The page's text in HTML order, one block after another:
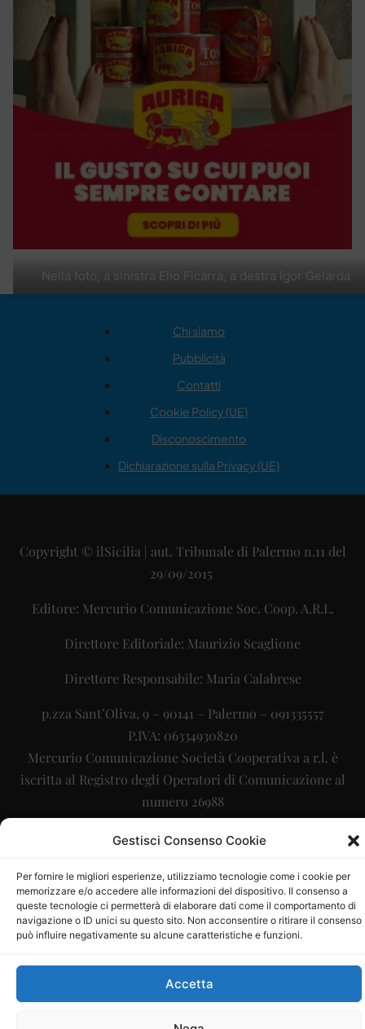
Gestisci Consenso Cookie
Per fornire le migliori esperienze, utilizziamo tecnologie come i cookie per
memorizzare e/o accedere alle informazioni del dispositivo. Il consenso a
queste tecnologie ci permetterà di elaborare dati come il comportamento di
navigazione o ID unici su questo sito. Non acconsentire o ritirare il consenso
può influire negativamente su alcune caratteristiche e funzioni.
Accetta
Nella foto, a sinistra Elio Ficarra, a destra Igor Gelarda
Chi siamo
Pubblicità
Contatti
Cookie Policy (UE)
Disconoscimento
Dichiarazione sulla Privacy (UE)
Copyright © ilSicilia | aut. Tribunale di Palermo n.11 del
29/09/2015
Editore: Mercurio Comunicazione Soc. Coop. A.R.L.
Direttore Editoriale: Maurizio Scaglione
Direttore Responsabile: Maria Calabrese
p.zza Sant’Oliva, 9 – 90141 – Palermo – 091335557
P.IVA: 06334930820
Mercurio Comunicazione Società Cooperativa a r.l. è
iscritta al Registro degli Operatori di Comunicazione al
numero 26988
Sito gestito daLa Digitale srl– info@ladigitale.it